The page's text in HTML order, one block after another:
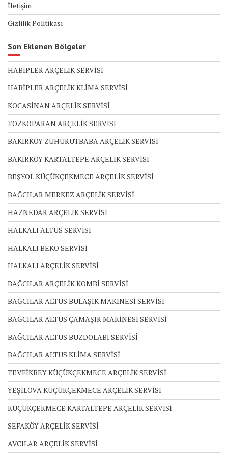
İletişim
Gizlilik Politikası
Son Eklenen Bölgeler
HABİPLER ARÇELİK SERVİSİ
HABİPLER ARÇELİK KLİMA SERVİSİ
KOCASİNAN ARÇELİK SERVİSİ
TOZKOPARAN ARÇELİK SERVİSİ
BAKIRKÖY ZUHURUTBABA ARÇELİK SERVİSİ
BAKIRKÖY KARTALTEPE ARÇELİK SERVİSİ
BEŞYOL KÜÇÜKÇEKMECE ARÇELİK SERVİSİ
BAĞCILAR MERKEZ ARÇELİK SERVİSİ
HAZNEDAR ARÇELİK SERVİSİ
HALKALI ALTUS SERVİSİ
HALKALI BEKO SERVİSİ
HALKALI ARÇELİK SERVİSİ
BAĞCILAR ARÇELİK KOMBİ SERVİSİ
BAĞCILAR ALTUS BULAŞIK MAKİNESİ SERVİSİ
BAĞCILAR ALTUS ÇAMAŞIR MAKİNESİ SERVİSİ
BAĞCILAR ALTUS BUZDOLABI SERVİSİ
BAĞCILAR ALTUS KLİMA SERVİSİ
TEVFİKBEY KÜÇÜKÇEKMECE ARÇELİK SERVİSİ
YEŞİLOVA KÜÇÜKÇEKMECE ARÇELİK SERVİSİ
KÜÇÜKÇEKMECE KARTALTEPE ARÇELİK SERVİSİ
SEFAKÖY ARÇELİK SERVİSİ
AVCILAR ARÇELİK SERVİSİ